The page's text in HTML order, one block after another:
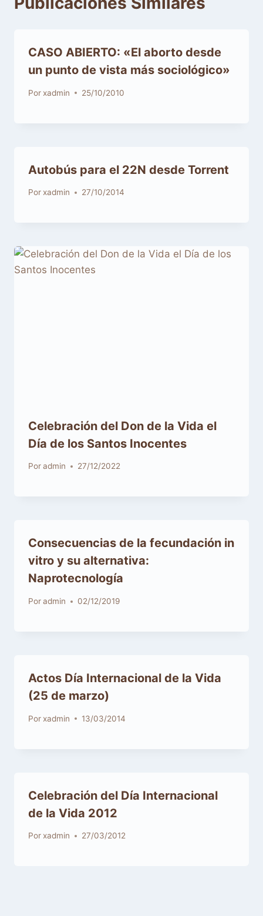
CASO ABIERTO: «El aborto desde
un punto de vista más sociológico»
Por xadmin 25/10/2010
Por xadmin 27/10/2014
Celebración del Don de la Vida el
Día de los Santos Inocentes
Poradmin 27/12/2022
Consecuencias de la fecundación in
vitro y su alternativa:
Naprotecnología
Poradmin 02/12/2019
Actos Día Internacional de la Vida
(25 de marzo)
Por xadmin 13/03/2014
Celebración del Día Internacional
de la Vida 2012
Por xadmin 27/03/2012